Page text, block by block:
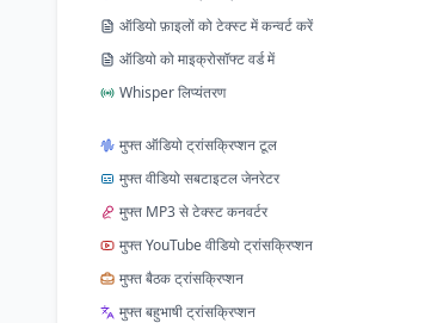
ऑडियो फ़ाइलों को टेक्स्ट में कन्वर्ट करें
ऑडियो को माइक्रोसॉफ्ट वर्ड में
Whisper लिप्यंतरण
मुफ्त ऑडियो ट्रांसक्रिप्शन टूल
मुफ्त वीडियो सबटाइटल जेनरेटर
मुफ्त MP3 से टेक्स्ट कनवर्टर
मुफ्त YouTube वीडियो ट्रांसक्रिप्शन
मुफ्त बैठक ट्रांसक्रिप्शन
मुफ्त बहुभाषी ट्रांसक्रिप्शन